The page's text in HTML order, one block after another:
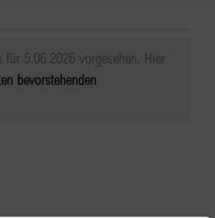
für 5.06.2026 vorgesehen. Hier
bevorstehenden